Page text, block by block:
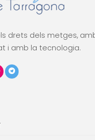
drets dels metges,
i amb la tecnologia.